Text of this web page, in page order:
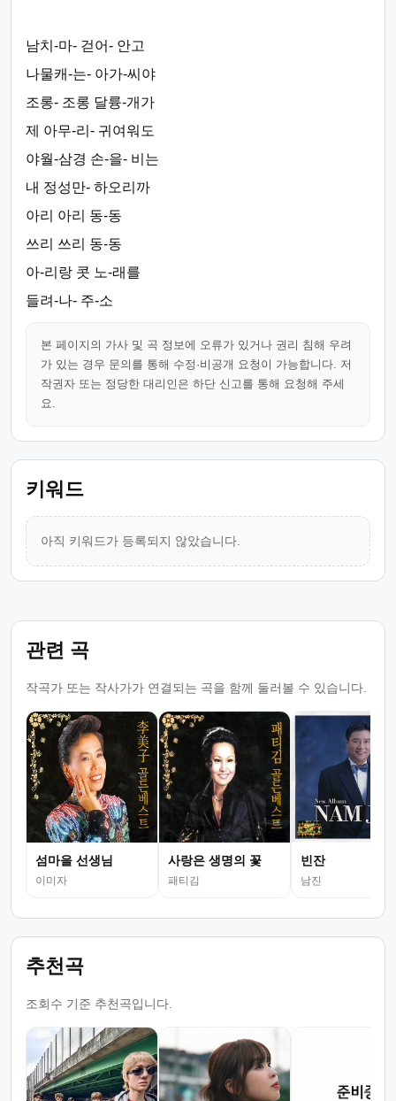
남치-마- 걷어- 안고
나물캐-는- 아가-씨야
조롱- 조롱 달륭-개가
제 아무-리- 귀여워도
야월-삼경 손-을- 비는
내 정성만- 하오리까
아리 아리 동-동
쓰리 쓰리 동-동
아-리랑 콧 노-래를
들려-나- 주-소
본 페이지의 가사 및 곡 정보에 오류가 있거나 권리 침해 우려
가 있는 경우 문의를 통해 수정·비공개 요청이 가능합니다. 저
작권자 또는 정당한 대리인은 하단 신고를 통해 요청해 주세
요.
키워드
아직 키워드가 등록되지 않았습니다.
관련 곡
작곡가 또는 작사가가 연결되는 곡을 함께 둘러볼 수 있습니다.
섬마을 선생님
이미자
사랑은 생명의 꽃
패티김
빈잔
남진
추천곡
조회수 기준 추천곡입니다.